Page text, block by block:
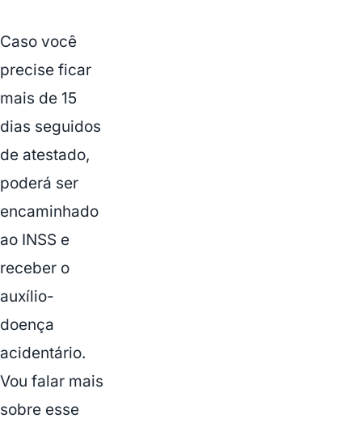
Caso você
precise ficar
mais de 15
dias seguidos
de atestado,
poderá ser
encaminhado
ao INSS e
receber o
auxílio-
doença
acidentário.
Vou falar mais
sobre esse